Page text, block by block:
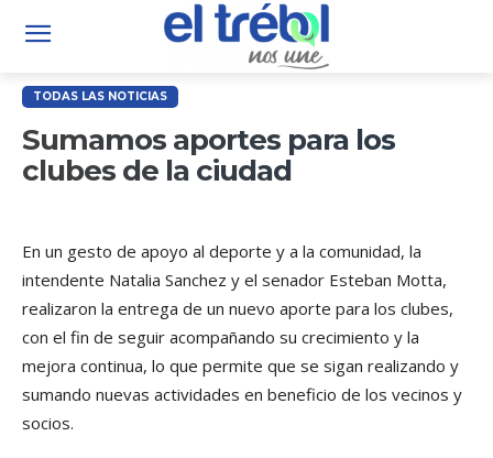
TODAS LAS NOTICIAS
Sumamos aportes para los
clubes de la ciudad
En un gesto de apoyo al deporte y a la comunidad, la
intendente Natalia Sanchez y el senador Esteban Motta,
realizaron la entrega de un nuevo aporte para los clubes,
con el fin de seguir acompañando su crecimiento y la
mejora continua, lo que permite que se sigan realizando y
sumando nuevas actividades en beneficio de los vecinos y
socios.